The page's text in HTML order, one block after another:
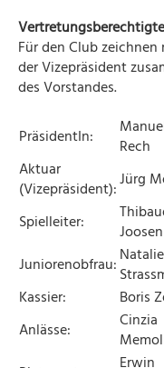
Für den Club
der Vizepräsident
des Vorstandes.
PräsidentIn:
Rech
Aktuar
(Vizepräsident):Jürg
Spielleiter:
Joosen
Juniorenobfrau: Natalie
Kassier:
Boris
Anlässe:
Cinzia
Erwin